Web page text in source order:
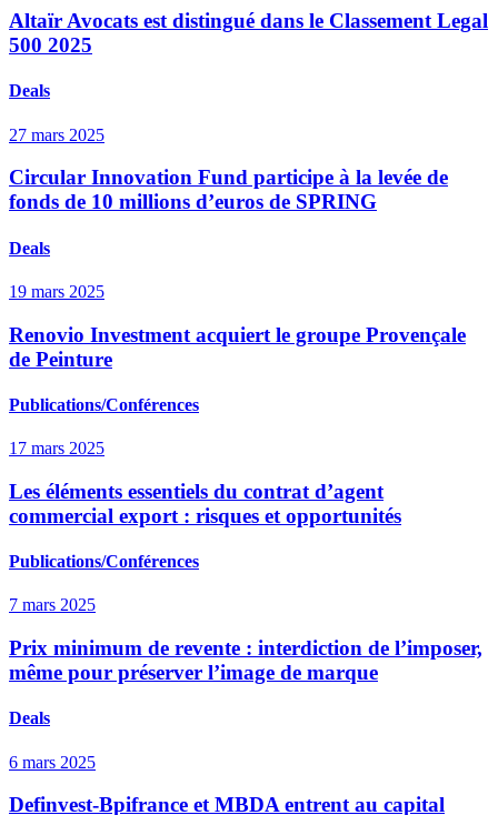
Altaïr Avocats est distingué dans le Classement Legal
500 2025
Deals
27 mars 2025
Circular Innovation Fund participe à la levée de
fonds de 10 millions d’euros de SPRING
Deals
19 mars 2025
Renovio Investment acquiert le groupe Provençale
de Peinture
Publications/Conférences
17 mars 2025
Les éléments essentiels du contrat d’agent
commercial export : risques et opportunités
Publications/Conférences
7 mars 2025
Prix minimum de revente : interdiction de l’imposer,
même pour préserver l’image de marque
Deals
6 mars 2025
Definvest-Bpifrance et MBDA entrent au capital